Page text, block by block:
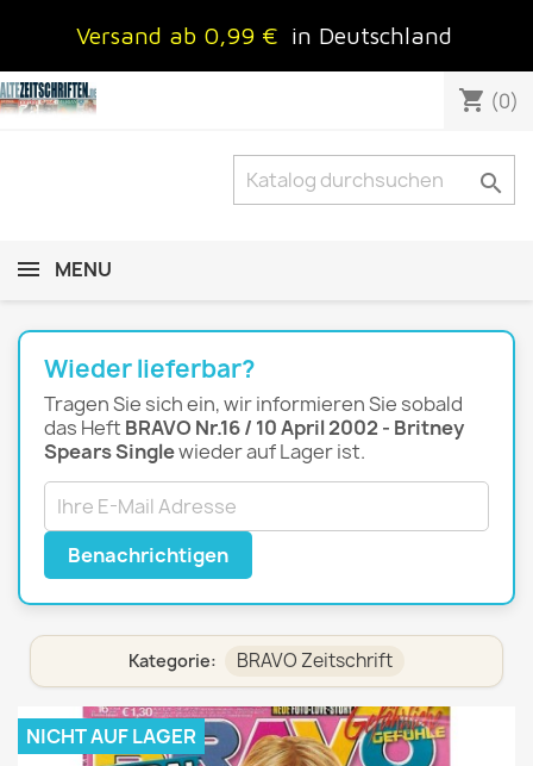
Versand ab 0,99 € in Deutschland
shopping_cart (0)

MENU
Wieder lieferbar?
Tragen Sie sich ein, wir informieren Sie sobald
das Heft BRAVO Nr.16 / 10 April 2002 - Britney
Spears Singlewieder auf Lager ist.
Benachrichtigen
Kategorie: BRAVO Zeitschrift
NICHT AUF LAGER